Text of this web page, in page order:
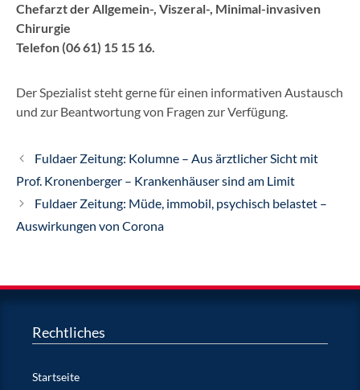
Chefarzt der Allgemein-, Viszeral-, Minimal-invasiven
Chirurgie
Telefon (06 61) 15 15 16.
Der Spezialist steht gerne für einen informativen Austausch
und zur Beantwortung von Fragen zur Verfügung.
Fuldaer Zeitung: Kolumne – Aus ärztlicher Sicht mit
Prof. Kronenberger – Krankenhäuser sind am Limit
Fuldaer Zeitung: Müde, immobil, psychisch belastet –
Auswirkungen von Corona
Rechtliches
Startseite